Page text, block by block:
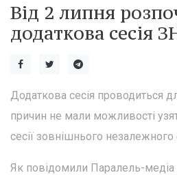
Від 2 липня
додаткова сесія
Додаткова сесія проводиться
причин не мали можливості
сесії зовнішнього
Як повідомили Паралель-медіа